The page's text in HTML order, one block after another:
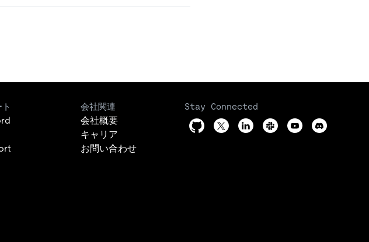
会社関連
会社概要
キャリア
お問い合わせ
Stay Connected